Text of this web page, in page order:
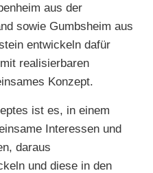
aus der
sowie Gumbsheim aus
entwickeln dafür
realisierbaren
Konzept.
ist es, in einem
Interessen und
daraus
und diese in den